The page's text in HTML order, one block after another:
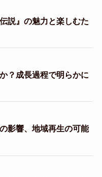
説』の魅力と楽しむた
？成長過程で明らかに
影響、地域再生の可能